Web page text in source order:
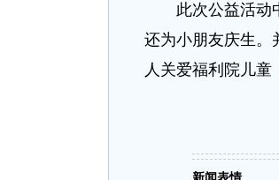
此次公益活动中
还为小朋友庆生。
人关爱福利院儿童